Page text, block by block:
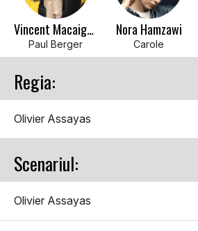
Vincent Macaigne
Paul Berger
Nora Hamzawi
Carole
Regia:
Olivier Assayas
Scenariul:
Olivier Assayas